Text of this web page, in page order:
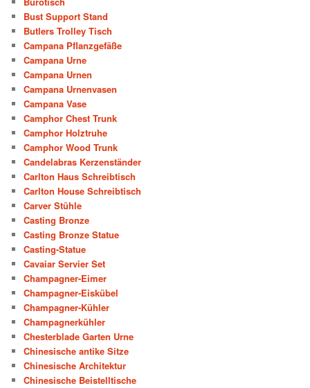
Bust Support Stand
Butlers Trolley Tisch
Campana Pflanzgefäße
Campana Urne
Campana Urnen
Campana Urnenvasen
Campana Vase
Camphor Chest Trunk
Camphor Holztruhe
Camphor Wood Trunk
Candelabras Kerzenständer
Carlton Haus Schreibtisch
Carlton House Schreibtisch
Carver Stühle
Casting Bronze
Casting Bronze Statue
Casting-Statue
Cavaiar Servier Set
Champagner-Eimer
Champagner-Eiskübel
Champagner-Kühler
Champagnerkühler
Chesterblade Garten Urne
Chinesische antike Sitze
Chinesische Architektur
Chinesische Beistelltische